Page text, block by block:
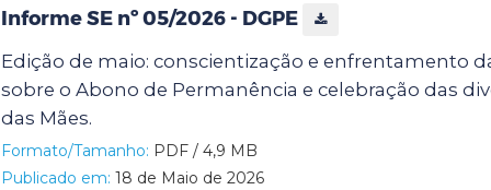
Informe SE nº 05/2026 - DGPE
Edição de maio: conscientização e enfrentamento
sobre o Abono de Permanência e celebração das
das Mães.
Formato/Tamanho: PDF / 4,9 MB
Publicado em: 18 de Maio de 2026